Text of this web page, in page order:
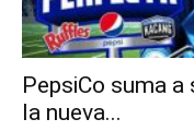
PepsiCo suma
la nueva...